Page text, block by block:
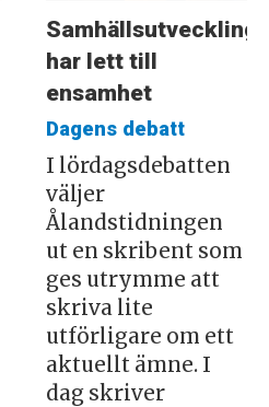
Samhällsutveckling
har lett till
ensamhet
Dagens debatt
I lördagsdebatten
väljer
Ålandstidningen
ut en skribent som
ges utrymme att
skriva lite
utförligare om ett
aktuellt ämne. I
dag skriver